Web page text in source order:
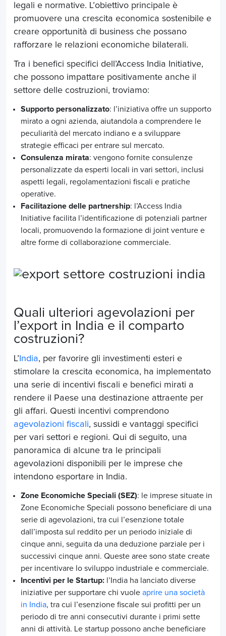
legali e normative. L’obiettivo principale è
promuovere una crescita economica sostenibile e
creare opportunità di business che possano
rafforzare le relazioni economiche bilaterali.
Tra i benefici specifici dell’Access India Initiative,
che possono impattare positivamente anche il
settore delle costruzioni, troviamo:
Supporto personalizzato: l’iniziativa offre un supporto
mirato a ogni azienda, aiutandola a comprendere le
peculiarità del mercato indiano e a sviluppare
strategie efficaci per entrare sul mercato.
Consulenza mirata: vengono fornite consulenze
personalizzate da esperti locali in vari settori, inclusi
aspetti legali, regolamentazioni fiscali e pratiche
operative.
Facilitazione delle partnership: l’Access India
Initiative facilita l’identificazione di potenziali partner
locali, promuovendo la formazione di joint venture e
altre forme di collaborazione commerciale.
Quali ulteriori agevolazioni per
l’export in India e il comparto
costruzioni?
L’ India, per favorire gli investimenti esteri e
stimolare la crescita economica, ha implementato
una serie di incentivi fiscali e benefici mirati a
rendere il Paese una destinazione attraente per
gli affari. Questi incentivi comprendono
agevolazioni fiscali, sussidi e vantaggi specifici
per vari settori e regioni. Qui di seguito, una
panoramica di alcune tra le principali
agevolazioni disponibili per le imprese che
intendono esportare in India.
Zone Economiche Speciali (SEZ): le imprese situate in
Zone Economiche Speciali possono beneficiare di una
serie di agevolazioni, tra cui l’esenzione totale
dall’imposta sul reddito per un periodo iniziale di
cinque anni, seguita da una deduzione parziale per i
successivi cinque anni. Queste aree sono state create
per incentivare lo sviluppo industriale e commerciale.
Incentivi per le Startup: l’India ha lanciato diverse
iniziative per supportare chi vuole aprire una società
in India, tra cui l’esenzione fiscale sui profitti per un
periodo di tre anni consecutivi durante i primi sette
anni di attività. Le startup possono anche beneficiare